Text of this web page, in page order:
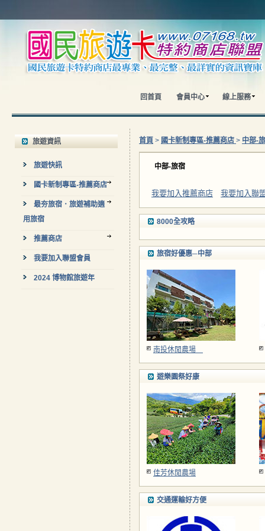
回首頁 會員中心 線上服務
旅遊資訊
旅遊快訊
國卡新制專區-推薦商店
最夯旅宿．旅遊補助適
用旅宿
推薦商店
我要加入聯盟會員
2024 博物館旅遊年
首頁 > 國卡新制專區-推薦商店 > 中部-
中部-旅宿
我要加入推薦商店 我要加入聯
8000全攻略
旅宿好優惠─中部
南投休閒農場
遊樂園祭好康
佳芳休閒農場
交通運輸好方便